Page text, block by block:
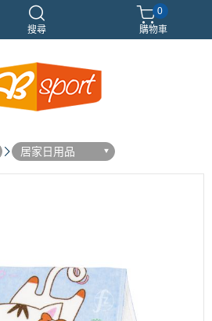
搜尋
規劃 重訓
0
購物車
居家日用品